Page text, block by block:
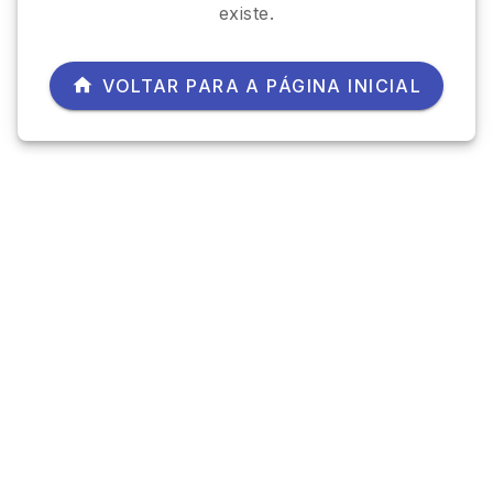
existe.
VOLTAR PARA A PÁGINA INICIAL